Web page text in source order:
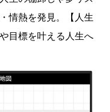
情熱を発見。【人生
目標を叶える人生へ